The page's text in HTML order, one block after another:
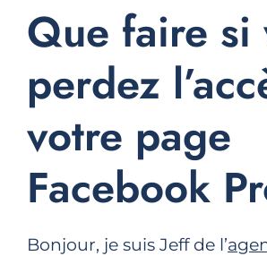
Que faire si
perdez
votre page
Facebook
Bonjour, je suis Jeff de l’